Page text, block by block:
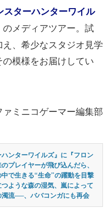
スターハンターワイル
のメディアツアー。試
、希少なスタジオ見学
模様をお届けしてい
ミニコゲーマー編集部
ハンターワイルズ』に『フロン
プレイヤーが飛び込んだら、
で生きる“生命”の躍動を目撃
ような森の湿気、嵐によって
流──、ババコンガにも再会